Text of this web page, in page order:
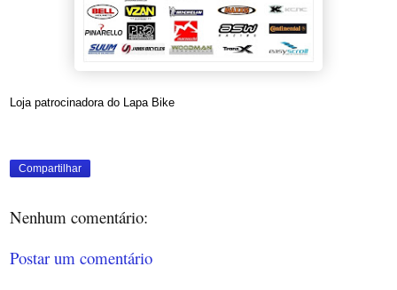
Loja patrocinadora do Lapa Bike
Compartilhar
Nenhum comentário:
Postar um comentário